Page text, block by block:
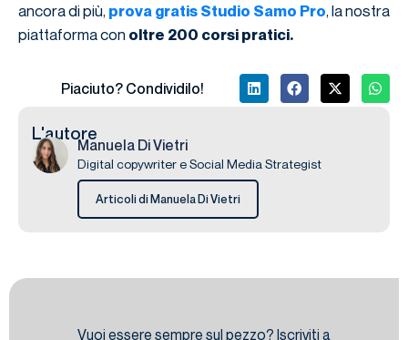
ancora di più, prova gratis Studio Samo Pro, la nostra
piattaforma con oltre 200 corsi pratici.
Piaciuto? Condividilo!
L'autore
Manuela Di Vietri
Digital copywriter e Social Media Strategist
Articoli di Manuela Di Vietri
Vuoi essere sempre sul pezzo? Iscriviti a